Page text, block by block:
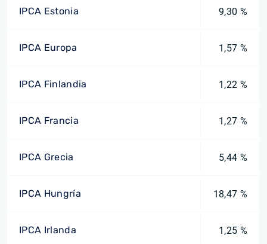
IPCA Estonia 9,30 %
IPCA Europa 1,57 %
IPCA Finlandia 1,22 %
IPCA Francia 1,27 %
IPCA Grecia 5,44 %
IPCA Hungría 18,47 %
IPCA Irlanda 1,25 %